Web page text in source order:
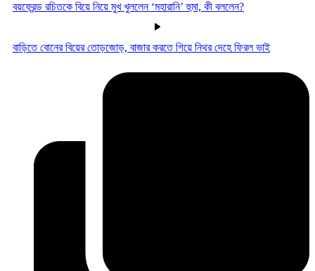
বয়ফ্রেন্ড রচিতকে বিয়ে নিয়ে মুখ খুললেন ‘মহারানি’ হুমা, কী বললেন?
বাড়িতে বোনের বিয়ের তোড়জোড়, বাজার করতে গিয়ে নিথর দেহে ফিরল ভাই